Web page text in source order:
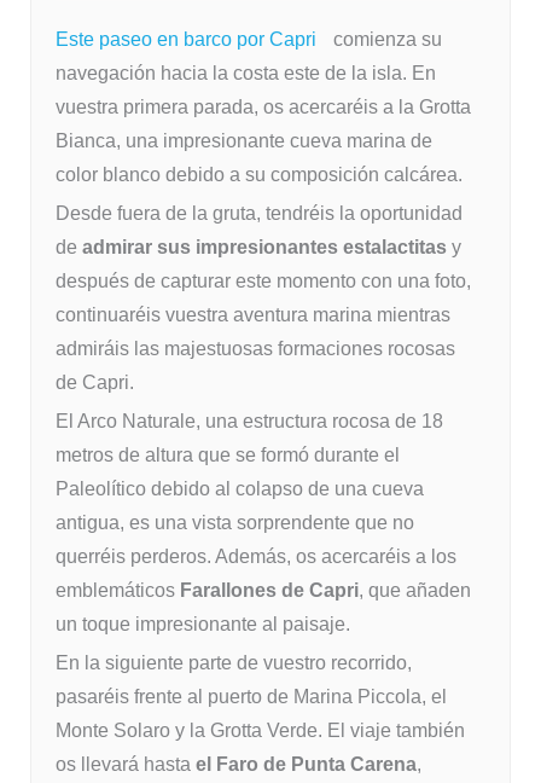
Este paseo en barco por Capri
comienza su
navegación hacia la costa este de la isla. En
vuestra primera parada, os acercaréis a la Grotta
Bianca, una impresionante cueva marina de
color blanco debido a su composición calcárea.
Desde fuera de la gruta, tendréis la oportunidad
de admirar sus impresionantes estalactitasy
después de capturar este momento con una foto,
continuaréis vuestra aventura marina mientras
admiráis las majestuosas formaciones rocosas
de Capri.
El Arco Naturale, una estructura rocosa de 18
metros de altura que se formó durante el
Paleolítico debido al colapso de una cueva
antigua, es una vista sorprendente que no
querréis perderos. Además, os acercaréis a los
emblemáticos Farallones de Capri, que añaden
un toque impresionante al paisaje.
En la siguiente parte de vuestro recorrido,
pasaréis frente al puerto de Marina Piccola, el
Monte Solaro y la Grotta Verde. El viaje también
os llevará hasta el Faro de Punta Carena,